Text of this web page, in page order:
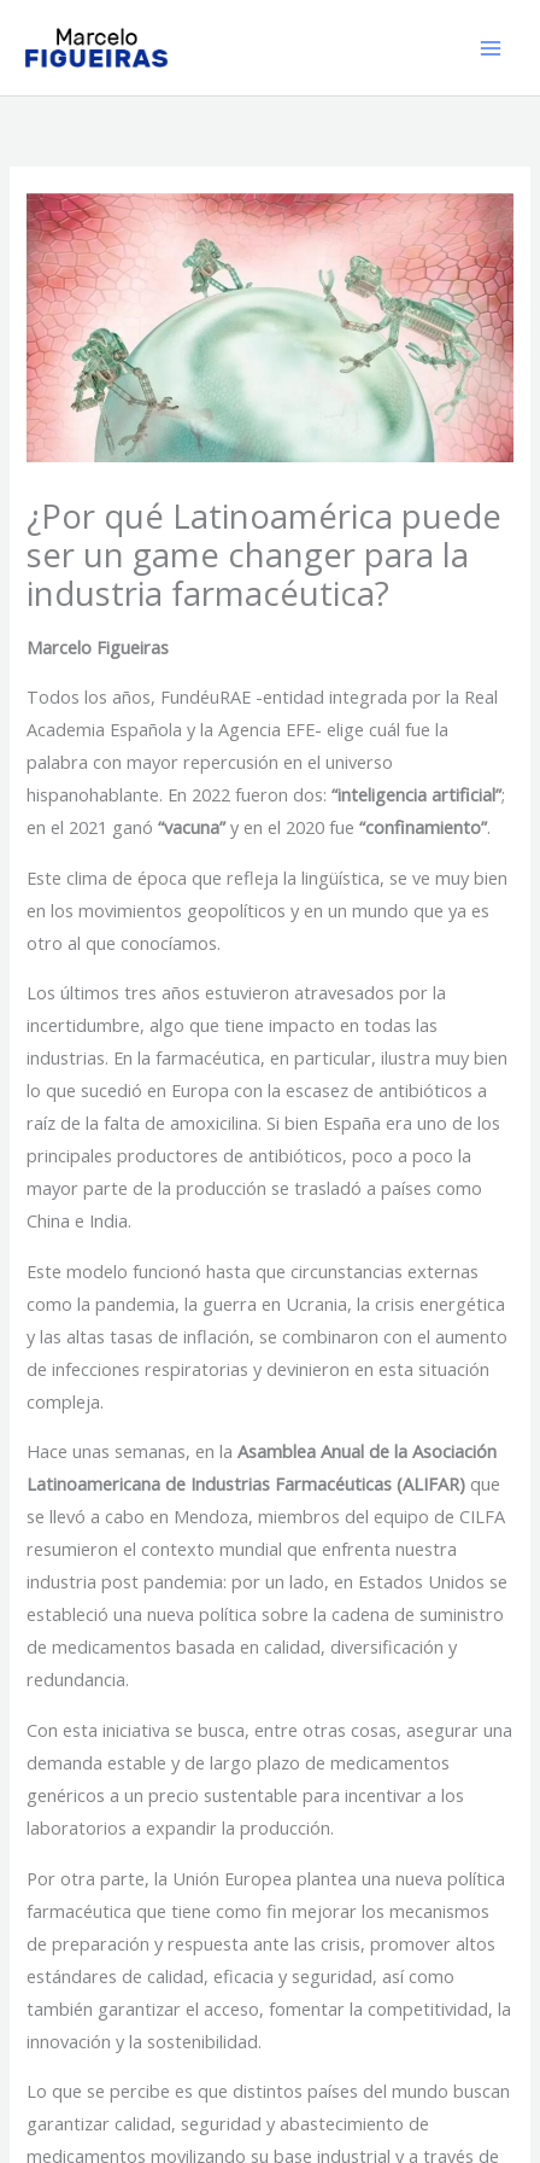
¿Por qué Latinoamérica puede
ser un game changer para la
industria farmacéutica?
Marcelo Figueiras
Todos los años, FundéuRAE -entidad integrada por la Real
Academia Española y la Agencia EFE- elige cuál fue la
palabra con mayor repercusión en el universo
hispanohablante. En 2022 fueron dos:“inteligencia artificial”;
en el 2021 ganó“vacuna”y en el 2020 fue“confinamiento”.
Este clima de época que refleja la lingüística, se ve muy bien
en los movimientos geopolíticos y en un mundo que ya es
otro al que conocíamos.
Los últimos tres años estuvieron atravesados por la
incertidumbre, algo que tiene impacto en todas las
industrias. En la farmacéutica, en particular, ilustra muy bien
lo que sucedió en Europa con la escasez de antibióticos a
raíz de la falta de amoxicilina. Si bien España era uno de los
principales productores de antibióticos, poco a poco la
mayor parte de la producción se trasladó a países como
China e India.
Este modelo funcionó hasta que circunstancias externas
como la pandemia, la guerra en Ucrania, la crisis energética
y las altas tasas de inflación, se combinaron con el aumento
de infecciones respiratorias y devinieron en esta situación
compleja.
Hace unas semanas, en laAsamblea Anual de la Asociación
Latinoamericana de Industrias Farmacéuticas (ALIFAR) que
se llevó a cabo en Mendoza, miembros del equipo de CILFA
resumieron el contexto mundial que enfrenta nuestra
industria post pandemia: por un lado, en Estados Unidos se
estableció una nueva política sobre la cadena de suministro
de medicamentos basada en calidad, diversificación y
redundancia.
Con esta iniciativa se busca, entre otras cosas, asegurar una
demanda estable y de largo plazo de medicamentos
genéricos a un precio sustentable para incentivar a los
laboratorios a expandir la producción.
Por otra parte, la Unión Europea plantea una nueva política
farmacéutica que tiene como fin mejorar los mecanismos
de preparación y respuesta ante las crisis, promover altos
estándares de calidad, eficacia y seguridad, así como
también garantizar el acceso, fomentar la competitividad, la
innovación y la sostenibilidad.
Lo que se percibe es que distintos países del mundo buscan
garantizar calidad, seguridad y abastecimiento de
medicamentos movilizando su base industrial y a través de